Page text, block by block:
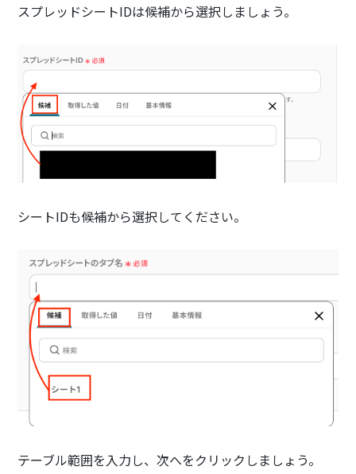
スプレッドシートIDは候補から選択しましょう。
シートIDも候補から選択してください。
テーブル範囲を入力し、次へをクリックしましょう。